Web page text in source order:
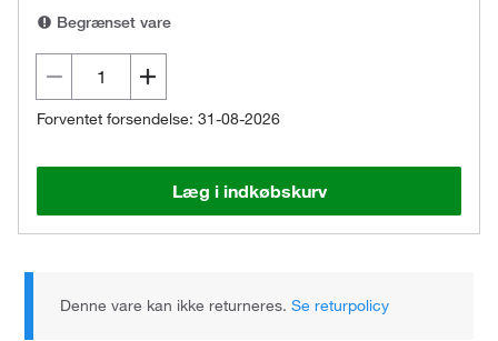
Begrænset vare
Forventet forsendelse: 31-08-2026
Læg i indkøbskurv
Denne vare kan ikke returneres.Se returpolicy